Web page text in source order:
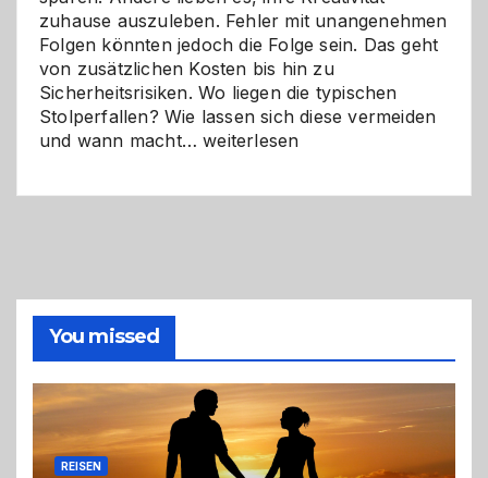
zuhause auszuleben. Fehler mit unangenehmen
Folgen könnten jedoch die Folge sein. Das geht
von zusätzlichen Kosten bis hin zu
Sicherheitsrisiken. Wo liegen die typischen
Stolperfallen? Wie lassen sich diese vermeiden
und wann macht…Selber
richtige
Entscheidung
weiterlesen
You missed
REISEN